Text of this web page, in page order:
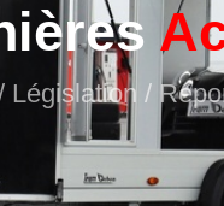
Législation /